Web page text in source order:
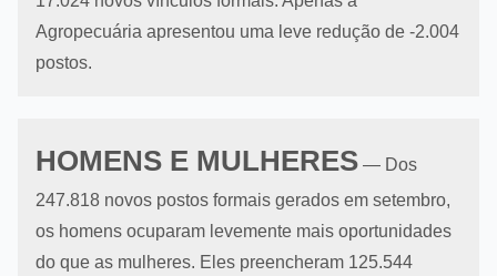
Agropecuária apresentou uma leve redução de -2.004
postos.
HOMENS E MULHERES — Dos
247.818 novos postos formais gerados em setembro,
os homens ocuparam levemente mais oportunidades
do que as mulheres. Eles preencheram 125.544